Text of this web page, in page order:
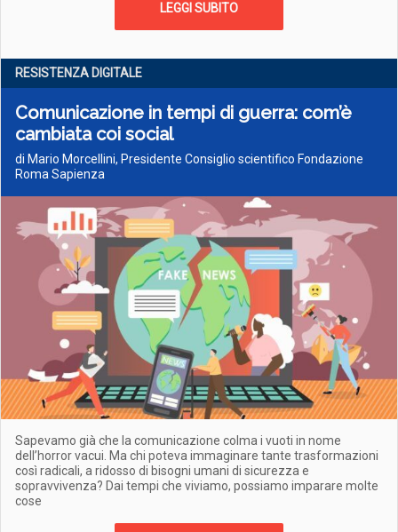
LEGGI SUBITO
RESISTENZA DIGITALE
Comunicazione in tempi di guerra: com’è
cambiata coi social
di Mario Morcellini, Presidente Consiglio scientifico Fondazione
Roma Sapienza
Sapevamo già che la comunicazione colma i vuoti in nome
dell’horror vacui. Ma chi poteva immaginare tante trasformazioni
così radicali, a ridosso di bisogni umani di sicurezza e
sopravvivenza? Dai tempi che viviamo, possiamo imparare molte
cose